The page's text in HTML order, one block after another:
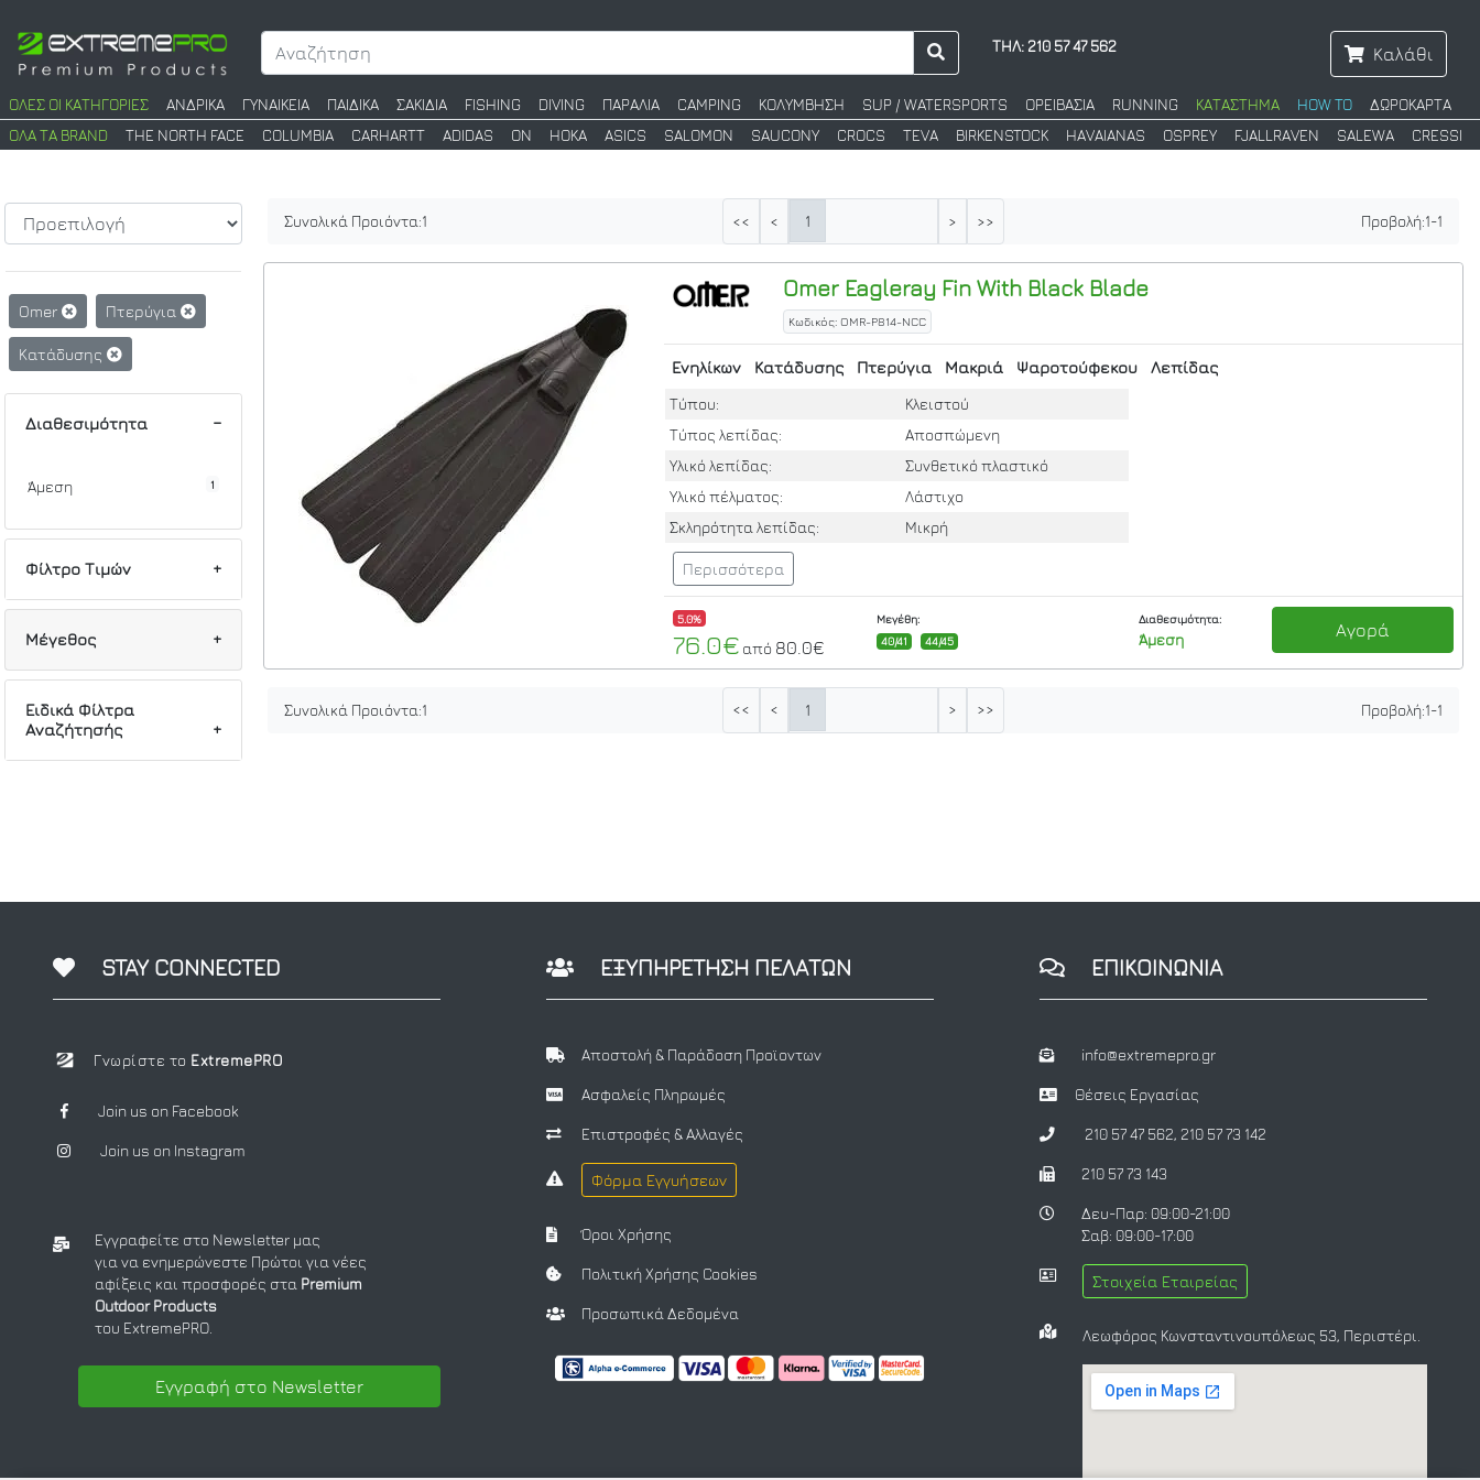
ΤΗΛ: 210 57 47 562 Καλάθι
ΟΛΕΣ ΟΙ ΚΑΤΗΓΟΡΙΕΣ ΑΝΔΡΙΚΑ ΓΥΝΑΙΚΕΙΑ ΠΑΙΔΙΚΑ ΣΑΚΙΔΙΑ FISHING DIVING ΠΑΡΑΛΙΑ CAMPING ΚΟΛΥΜΒΗΣΗ SUP / WATERSPORTS ΟΡΕΙΒΑΣΙΑ RUNNING ΚΑΤΑΣΤΗΜΑ HOW TO
ΔΩΡΟΚΑΡΤΑ
ΟΛΑ ΤΑ BRAND
THE NORTH FACE COLUMBIA CARHARTT ADIDAS ON HOKA ASICS SALOMON SAUCONY CROCS TEVA BIRKENSTOCK HAVAIANAS OSPREY FJALLRAVEN SALEWA CRESSI
Omer Πτερύγια
Κατάδυσης
Διαθεσιμότητα
Άμεση 1
Φίλτρο Τιμών
Min Max
Μέγεθος
40/41
44/45 1
Ειδικά Φίλτρα
Αναζήτησής
Συνολικά Προιόντα:1 << < 1 > >> Προβολή:1-1
OmerEagleray Fin With Black Blade
Κωδικός: OMR-P814-NCC
Ενηλίκων Κατάδυσης Πτερύγια Μακριά Ψαροτούφεκου Λεπίδας
Τύπου:
Κλειστού
Τύπος λεπίδας:
Αποσπώμενη
Υλικό λεπίδας:
Συνθετικό πλαστικό
Υλικό πέλματος:
Λάστιχο
Σκληρότητα λεπίδας:
Μικρή
Περισσότερα
5.0%
76.0€ από 80.0€
Μεγέθη:
40/41
44/45
Διαθεσιμότητα:
Άμεση Αγορά
Συνολικά Προιόντα:1 << < 1 > >> Προβολή:1-1
STAY CONNECTED
Γνωρίστε το ExtremePRO
Join us on Facebook
Join us on Instagram
Εγγραφείτε στο Newsletter μας
για να ενημερώνεστε Πρώτοι για νέες
αφίξεις και προσφορές στα Premium
Outdoor Products
του ExtremePRO.
Εγγραφή στο Newsletter
ΕΞΥΠΗΡΕΤΗΣΗ ΠΕΛΑΤΩΝ
Αποστολή & Παράδοση Προϊοντων
Ασφαλείς Πληρωμές
Επιστροφές & Αλλαγές
Φόρμα Εγγυήσεων
Όροι Χρήσης
Πολιτική Χρήσης Cookies
Προσωπικά Δεδομένα
ΕΠΙΚΟΙΝΩΝΙΑ
info@extremepro.gr
Θέσεις Εργασίας
210 57 47 562, 210 57 73 142
210 57 73 143
Δευ-Παρ: 09:00-21:00
Σαβ: 09:00-17:00
Στοιχεία Εταιρείας
Λεωφόρος Κωνσταντινουπόλεως 53, Περιστέρι.